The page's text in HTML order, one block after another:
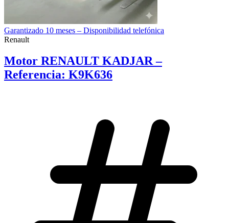
Garantizado 10 meses – Disponibilidad telefónica
Renault
Motor RENAULT KADJAR –
Referencia: K9K636